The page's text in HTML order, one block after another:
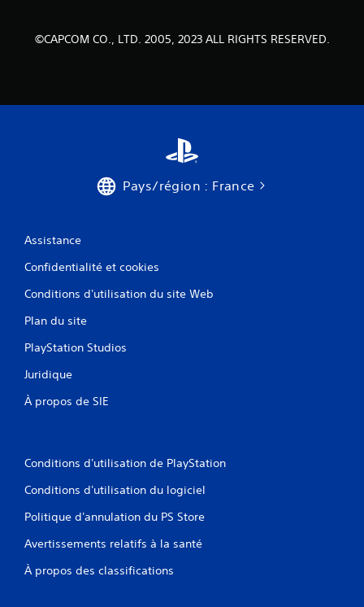
©CAPCOM CO., LTD. 2005, 2023 ALL RIGHTS RESERVED.
Pays/région : France
Assistance
Confidentialité et cookies
Conditions d'utilisation du site Web
Plan du site
PlayStation Studios
Juridique
À propos de SIE
Conditions d'utilisation de PlayStation
Conditions d'utilisation du logiciel
Politique d'annulation du PS Store
Avertissements relatifs à la santé
À propos des classifications